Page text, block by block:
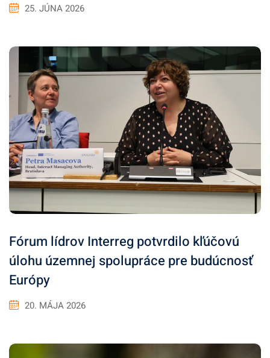
25. JÚNA 2026
Fórum lídrov Interreg potvrdilo kľúčovú
úlohu územnej spolupráce pre budúcnosť
Európy
20. MÁJA 2026